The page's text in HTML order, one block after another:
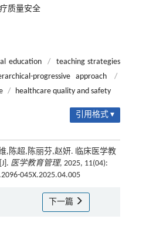
质量安全
education /
teaching strategies
progressive approach
/
/ healthcare quality and safety
引用格式 ▾
,陈超,陈丽芬,赵妍. 临床医学教
医学教育管理, 2025, 11(04):
045X.2025.04.005
下一篇